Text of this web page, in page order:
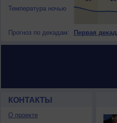
Температура ночью
Прогноз по декадам: Первая
КОНТАКТЫ
О проекте